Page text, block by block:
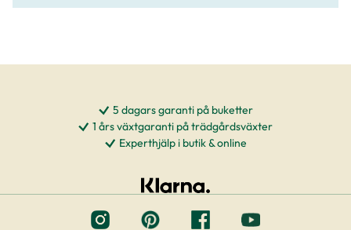
5 dagars garanti på buketter
1 års växtgaranti på trädgårdsväxter
Experthjälp i butik & online